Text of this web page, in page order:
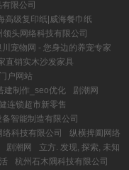
限公司
高级复印纸|威海餐巾纸
领头网络科技有限公司
川宠物网 - 您身边的养宠专家
直销实木沙发家具
户网站
建制作_seo优化
剧潮网
连锁超市新零售
智能制造有限公司
络科技有限公司
纵横捭阖网络
剧潮网
立方. 发现, 探索, 未知
杭州石木隅科技有限公司